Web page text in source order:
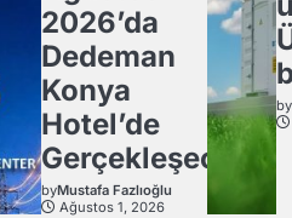
2026’da
Dedeman
Konya
Hotel’de
Gerçekleşecek
byMustafa Fazlıoğlu
Ağustos 1, 2026
by